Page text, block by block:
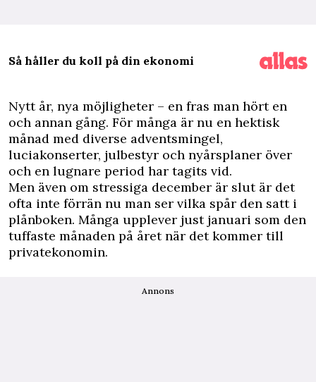
Så håller du koll på din ekonomi
Nytt år, nya möjligheter – en fras man hört en
och annan gång. För många är nu en hektisk
månad med diverse adventsmingel,
luciakonserter, julbestyr och nyårsplaner över
och en lugnare period har tagits vid.
Men även om stressiga december är slut är det
ofta inte förrän nu man ser vilka spår den satt i
plånboken. Många upplever just januari som den
tuffaste månaden på året när det kommer till
privatekonomin.
Annons